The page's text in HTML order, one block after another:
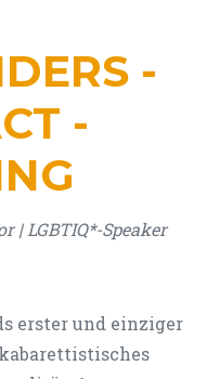
-
-
| LGBTIQ*-Speaker
erster und einziger
kabarettistisches